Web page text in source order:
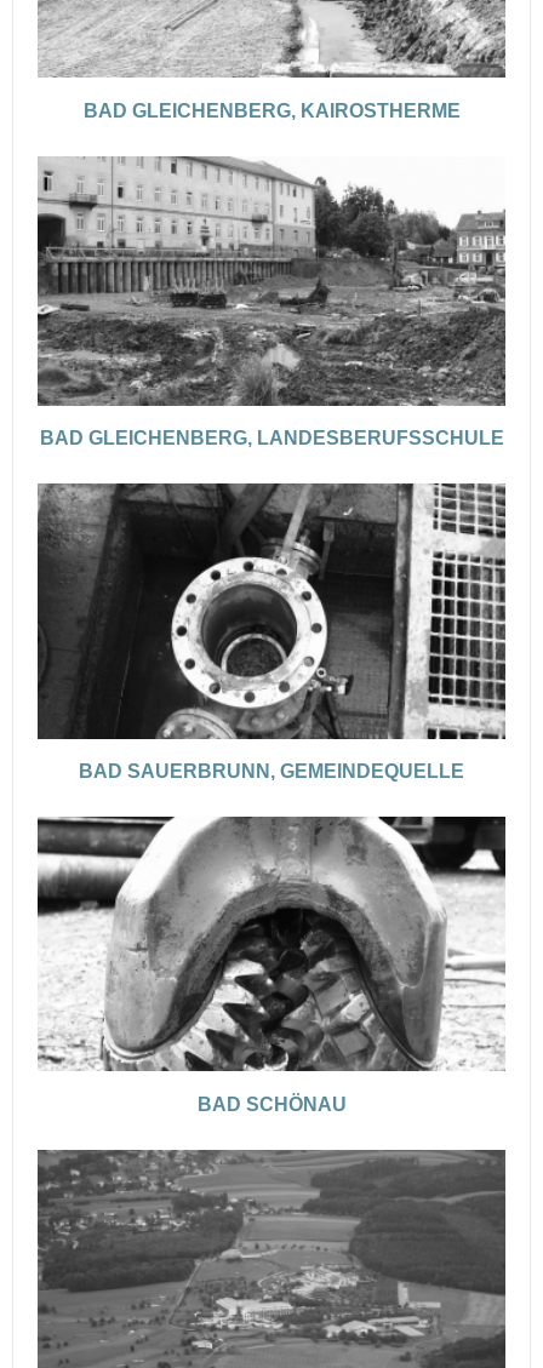
BAD GLEICHENBERG, KAIROSTHERME
BAD GLEICHENBERG, LANDESBERUFSSCHULE
BAD SAUERBRUNN, GEMEINDEQUELLE
BAD SCHÖNAU